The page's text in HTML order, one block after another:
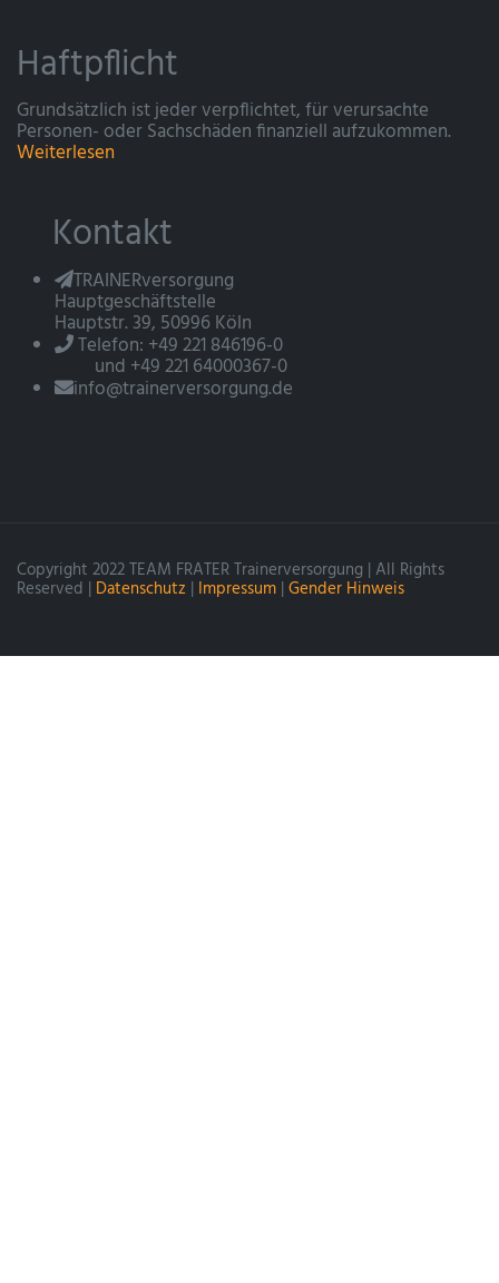
Haftpflicht
Grundsätzlich ist jeder verpflichtet, für verursachte
Personen- oder Sachschäden finanziell aufzukommen.
Weiterlesen
Kontakt
TRAINERversorgung
Hauptgeschäftstelle
Hauptstr. 39, 50996 Köln
Telefon: +49 221 846196-0
und +49 221 64000367-0
info@trainerversorgung.de
Copyright 2022 TEAM FRATER Trainerversorgung | All Rights
Reserved | Datenschutz | Impressum | Gender Hinweis